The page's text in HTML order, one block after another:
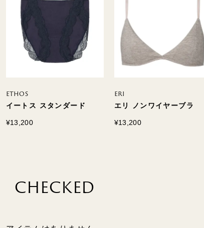
ETHOS
イートス スタンダード
¥13,200
ERI
エリ ノンワイヤーブラ
¥13,200
CHECKED